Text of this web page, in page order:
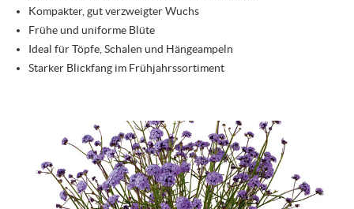
Kompakter, gut verzweigter Wuchs
Frühe und uniforme Blüte
Ideal für Töpfe, Schalen und Hängeampeln
Starker Blickfang im Frühjahrssortiment